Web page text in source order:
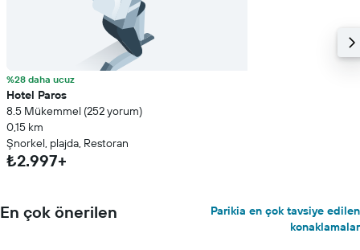
%28 daha ucuz
Hotel Paros
8.5 Mükemmel (252 yorum)
0,15 km
Şnorkel, plajda, Restoran
₺2.997+
En çok önerilen
Parikia en çok tavsiye edilen
konaklamalar